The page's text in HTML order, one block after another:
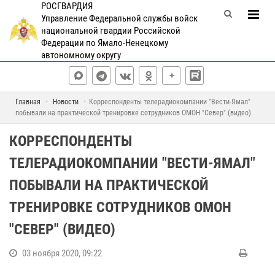
РОСГВАРДИЯ
Управление Федеральной службы войск
национальной гвардии Российской
Федерации по Ямало-Ненецкому
автономному округу
Главная Новости
Корреспонденты телерадиокомпании "Вести-Ямал"
побывали на практической тренировке сотрудников ОМОН "Север" (видео)
КОРРЕСПОНДЕНТЫ
ТЕЛЕРАДИОКОМПАНИИ "ВЕСТИ-ЯМАЛ"
ПОБЫВАЛИ НА ПРАКТИЧЕСКОЙ
ТРЕНИРОВКЕ СОТРУДНИКОВ ОМОН
"СЕВЕР" (ВИДЕО)
03 ноября 2020, 09:22